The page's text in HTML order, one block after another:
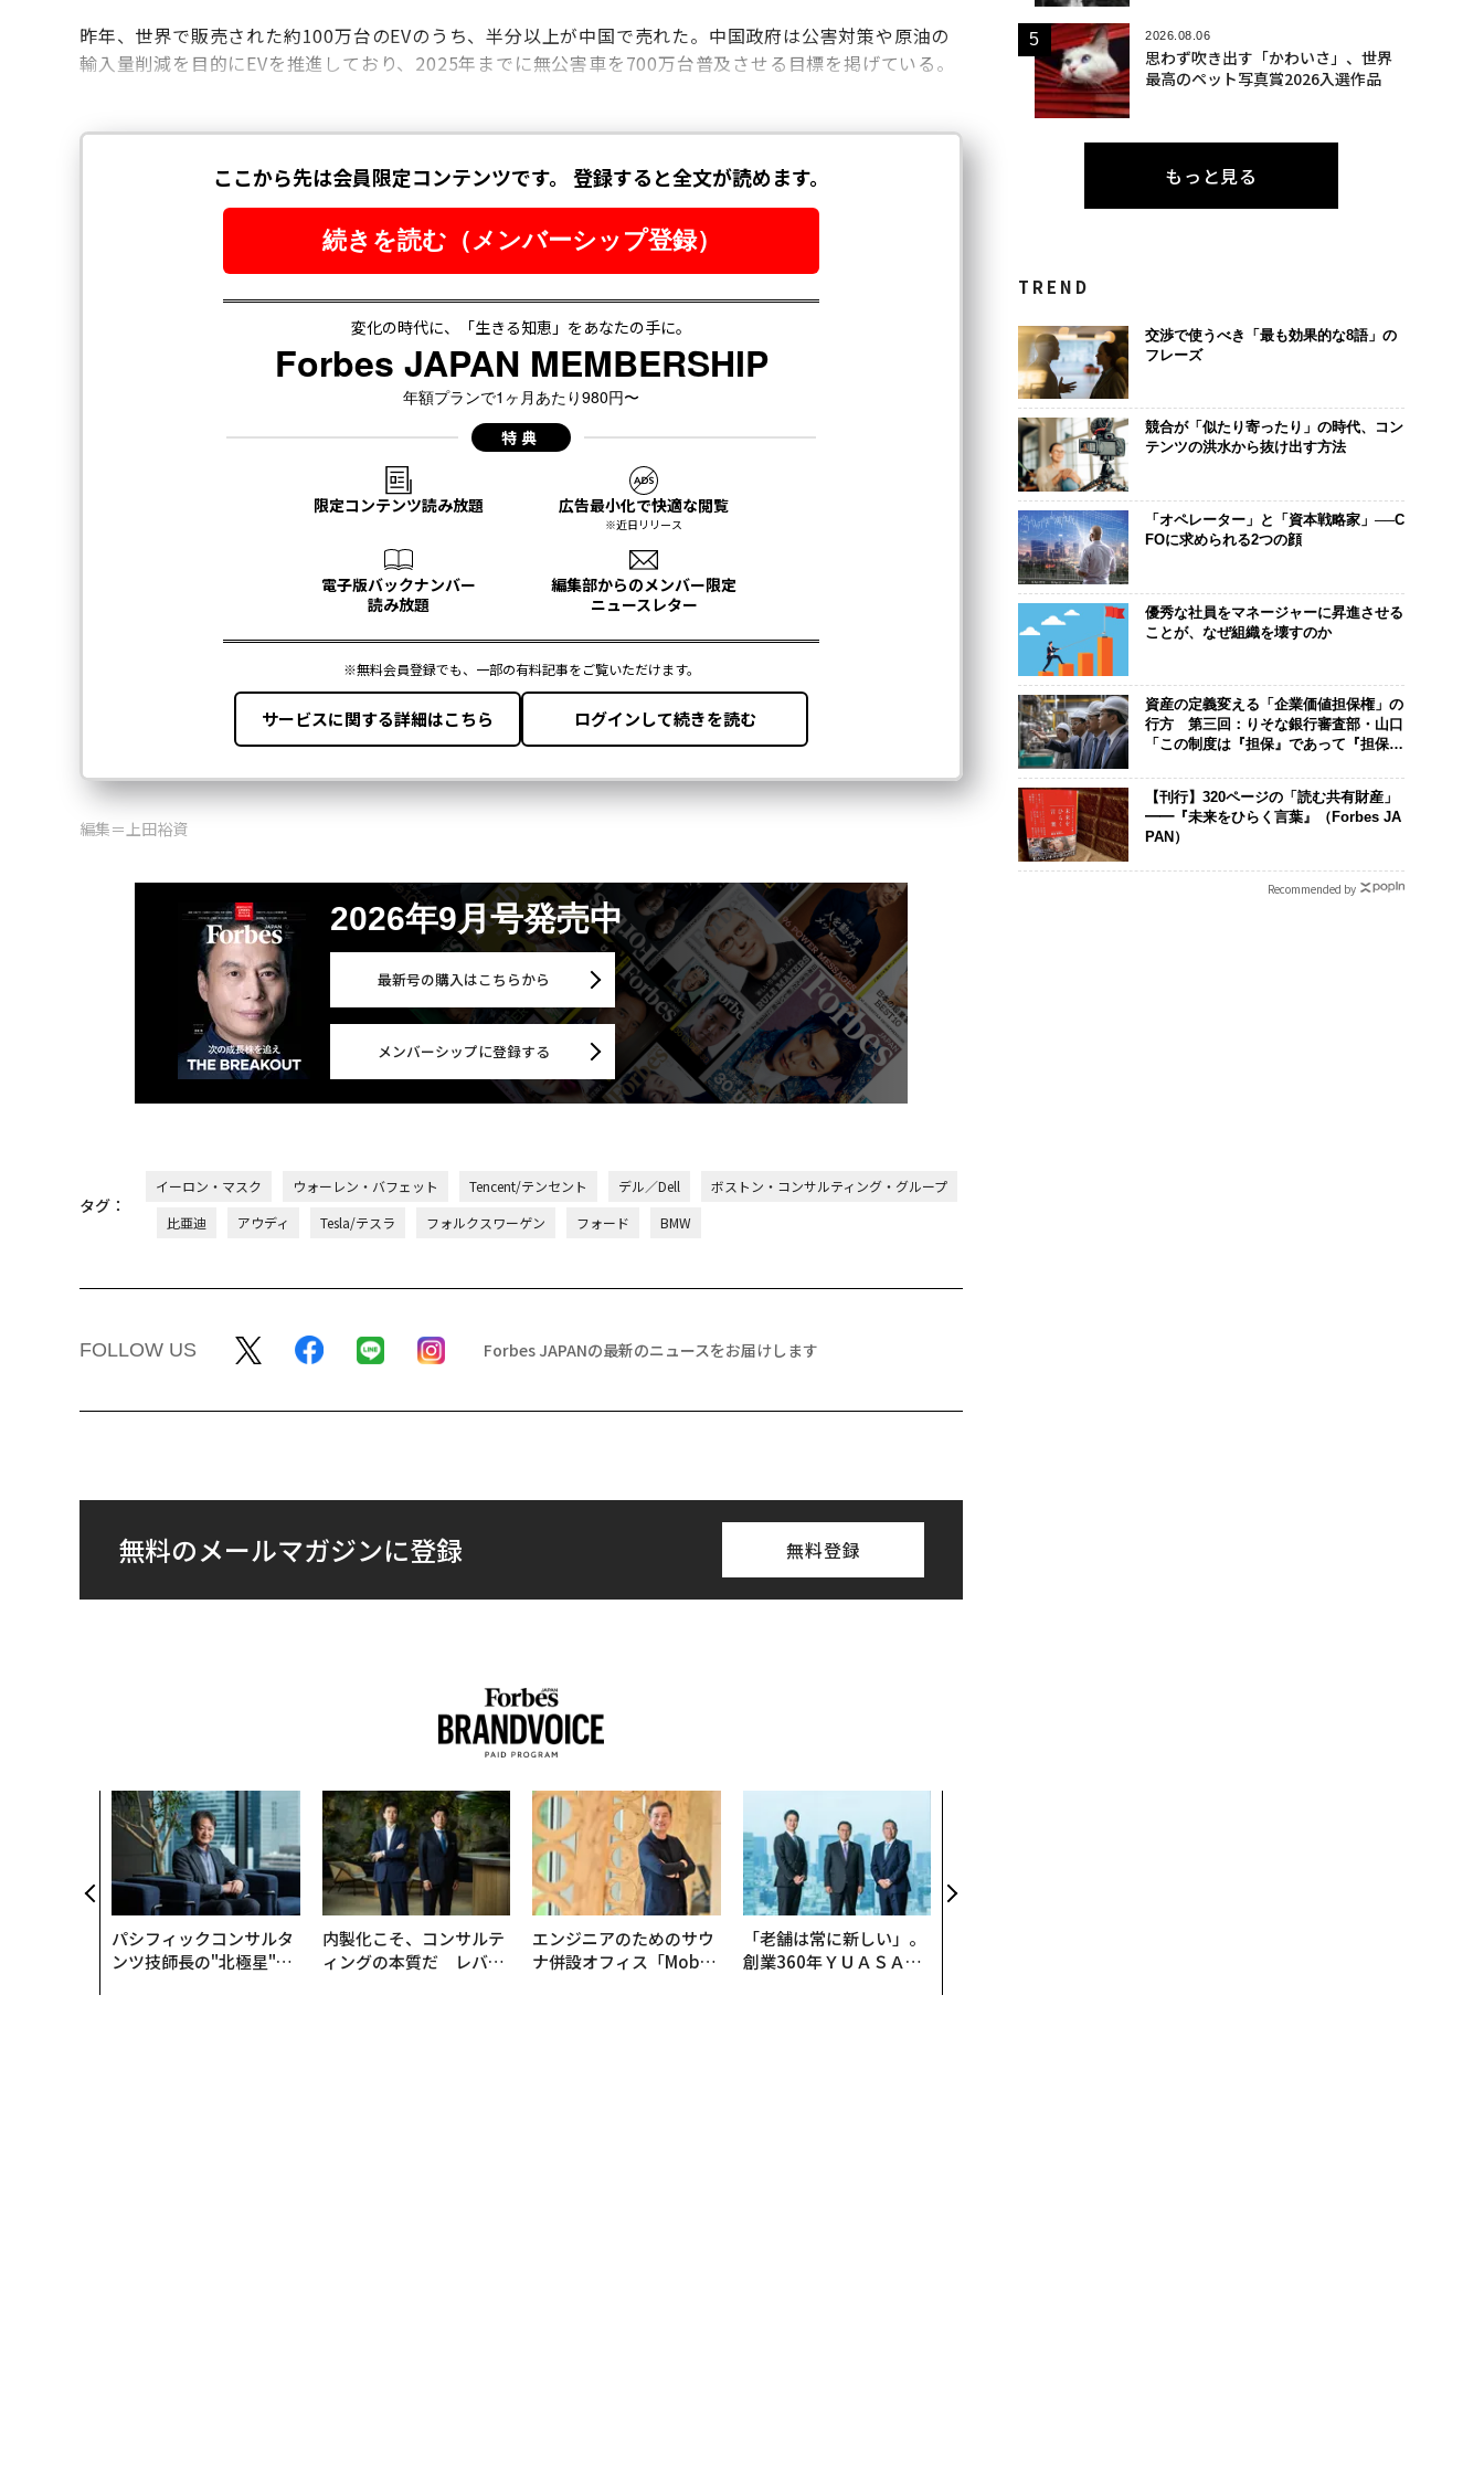
昨年、世界で販売された約100万台のEVのうち、半分以上が中国で売れた。中国政府は公害対策や原油の
輸入量削減を目的にEVを推進しており、2025年までに無公害車を700万台普及させる目標を掲げている。
編集＝上田裕資
2026年9月号発売中
最新号の購入はこちらから
メンバーシップに登録する
タグ：
イーロン・マスク ウォーレン・バフェット Tencent/テンセント デル／Dell
ボストン・コンサルティング・グループ
比亜迪
アウディ Tesla/テスラ フォルクスワーゲン フォード BMW
FOLLOW US Forbes JAPANの最新のニュースをお届けします
無料のメールマガジンに登録 無料登録
パシフィックコンサルタ
ンツ技師長の"北極星"。
内製化こそ、コンサルテ
ィングの本質だ レバレ
エンジニアのためのサウ
ナ併設オフィス「Mobiu
「老舗は常に新しい」。
創業360年ＹＵＡＳＡと
2026.08.06
思わず吹き出す「かわいさ」、世界
最高のペット写真賞2026入選作品
もっと見る
TREND
交渉で使うべき「最も効果的な8語」の
フレーズ
競合が「似たり寄ったり」の時代、コン
テンツの洪水から抜け出す方法
「オペレーター」と「資本戦略家」──C
FOに求められる2つの顔
優秀な社員をマネージャーに昇進させる
ことが、なぜ組織を壊すのか
資産の定義変える「企業価値担保権」の
行方 第三回：りそな銀行審査部・山口
「この制度は『担保』であって『担保』
【刊行】320ページの「読む共有財産」
━━『未来をひらく言葉』（Forbes JA
PAN）
Recommended by